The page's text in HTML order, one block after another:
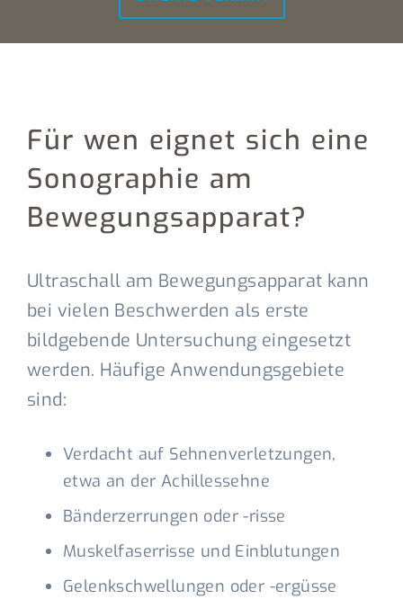
Für wen eignet sich eine
Sonographie am
Bewegungsapparat?
Ultraschall am Bewegungsapparat kann
bei vielen Beschwerden als erste
bildgebende Untersuchung eingesetzt
werden. Häufige Anwendungsgebiete
sind:
Verdacht auf Sehnenverletzungen,
etwa an der Achillessehne
Bänderzerrungen oder -risse
Muskelfaserrisse und Einblutungen
Gelenkschwellungen oder -ergüsse